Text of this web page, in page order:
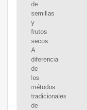
de
semillas
y
frutos
secos.
A
diferencia
de
los
métodos
tradicionales
de